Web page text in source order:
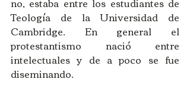
Teología de la Universidad de
Cambridge. En general el
protestantismo nació entre
intelectuales y de a poco se fue
diseminando.